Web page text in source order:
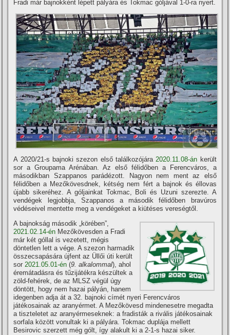
Fradi már bajnokként lépett pályára és Tokmac góljával 1-0-ra nyert.
A 2020/21-s bajnoki szezon első találkozójára2020.11.08-án került
sor a Groupama Arénában. Az első félidőben a Ferencváros, a
másodikban Szappanos parádézott. Nagyon nem ment az első
félidőben a Mezőkövesdnek, kétség nem fért a bajnok és éllovas
újabb sikeréhez. A góljainkat Tokmac, Boli és Uzuni szerezte. A
vendégek legjobbja, Szappanos a második félidőben bravúros
védéseivel mentette meg a vendégeket a kiütéses vereségtől.
A bajnokság második „körében”,
2021.02.14-én Mezőkövesden a Fradi
már két góllal is vezetett, mégis
döntetlen lett a vége. A szezon harmadik
összecsapására újfent az Üllői úti került
sor2021.05.01-én (9. alkalommal), ahol
éremátadásra és tűzijátékra készültek a
zöld-fehérek, de az MLSZ végül úgy
döntött, hogy nem hazai pályán, hanem
idegenben adja át a 32. bajnoki címét nyeri Ferencváros
játékosainak az aranyérmet. A Mezőkövesd mindenesetre megadta
a tiszteletet az aranyérmeseknek: a fradisták a rivális játékosainak
sorfala között vonultak ki a pályára. Tokmac duplája mellett
Besirovic szerzett még gólt, így alakult ki a 2-1-s hazai siker.